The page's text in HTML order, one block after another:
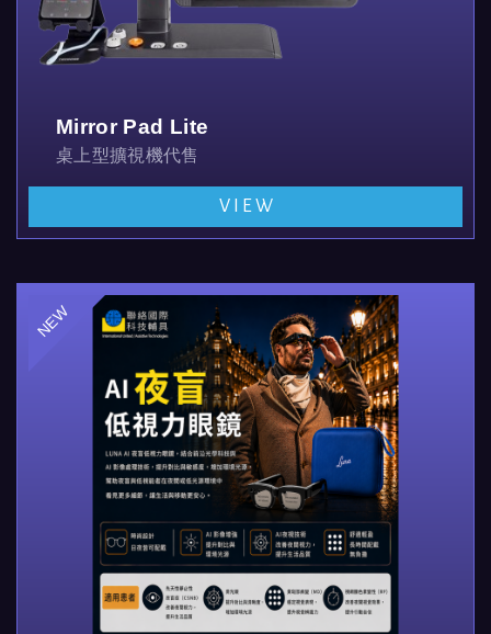
Mirror Pad Lite
桌上型擴視機代售
VIEW